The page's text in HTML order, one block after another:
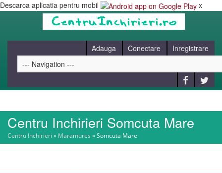
Descarca aplicatia pentru mobil x
Adauga Conectare Inregistrare
HOME
Centru Inchirieri Somcuta Mare
Centru Inchirieri » Maramures »Somcuta Mare